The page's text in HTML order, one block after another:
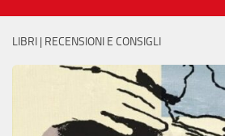
LIBRI | RECENSIONI E CONSIGLI